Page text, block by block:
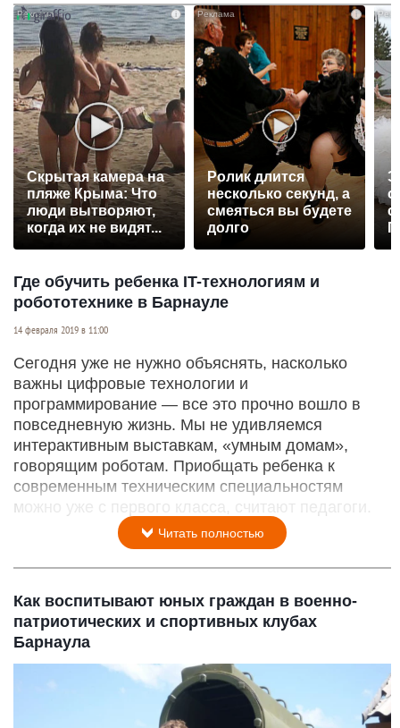
i
Скрытая камера на
пляже Крыма: Что
люди вытворяют,
когда их не видят...
Ролик длится
несколько секунд, а
смеяться вы будете
долго
Где обучить ребенка IT-технологиям и
робототехнике в Барнауле
14 февраля 2019 в 11:00
Сегодня уже не нужно объяснять, насколько
важны цифровые технологии и
программирование — все это прочно вошло в
повседневную жизнь. Мы не удивляемся
интерактивным выставкам, «умным домам»,
говорящим роботам. Приобщать ребенка к
современным техническим специальностям
можно уже с первого класса, считают педагоги.
Читать полностью
Как воспитывают юных граждан в военно-
патриотических и спортивных клубах
Барнаула